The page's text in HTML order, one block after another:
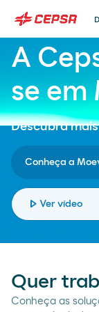
em
Moeve.pt
A
se em
Descubra
Conheça a
play_arrow Ver vídeo
Quer
Conheça as